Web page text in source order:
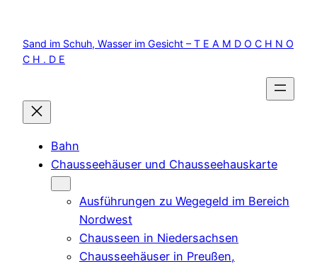
springen
Sand im Schuh, Wasser im Gesicht – T E A M D O C H N O
C H . D E
Bahn
Chausseehäuser und Chausseehauskarte
Ausführungen zu Wegegeld im Bereich
Nordwest
Chausseen in Niedersachsen
Chausseehäuser in Preußen,